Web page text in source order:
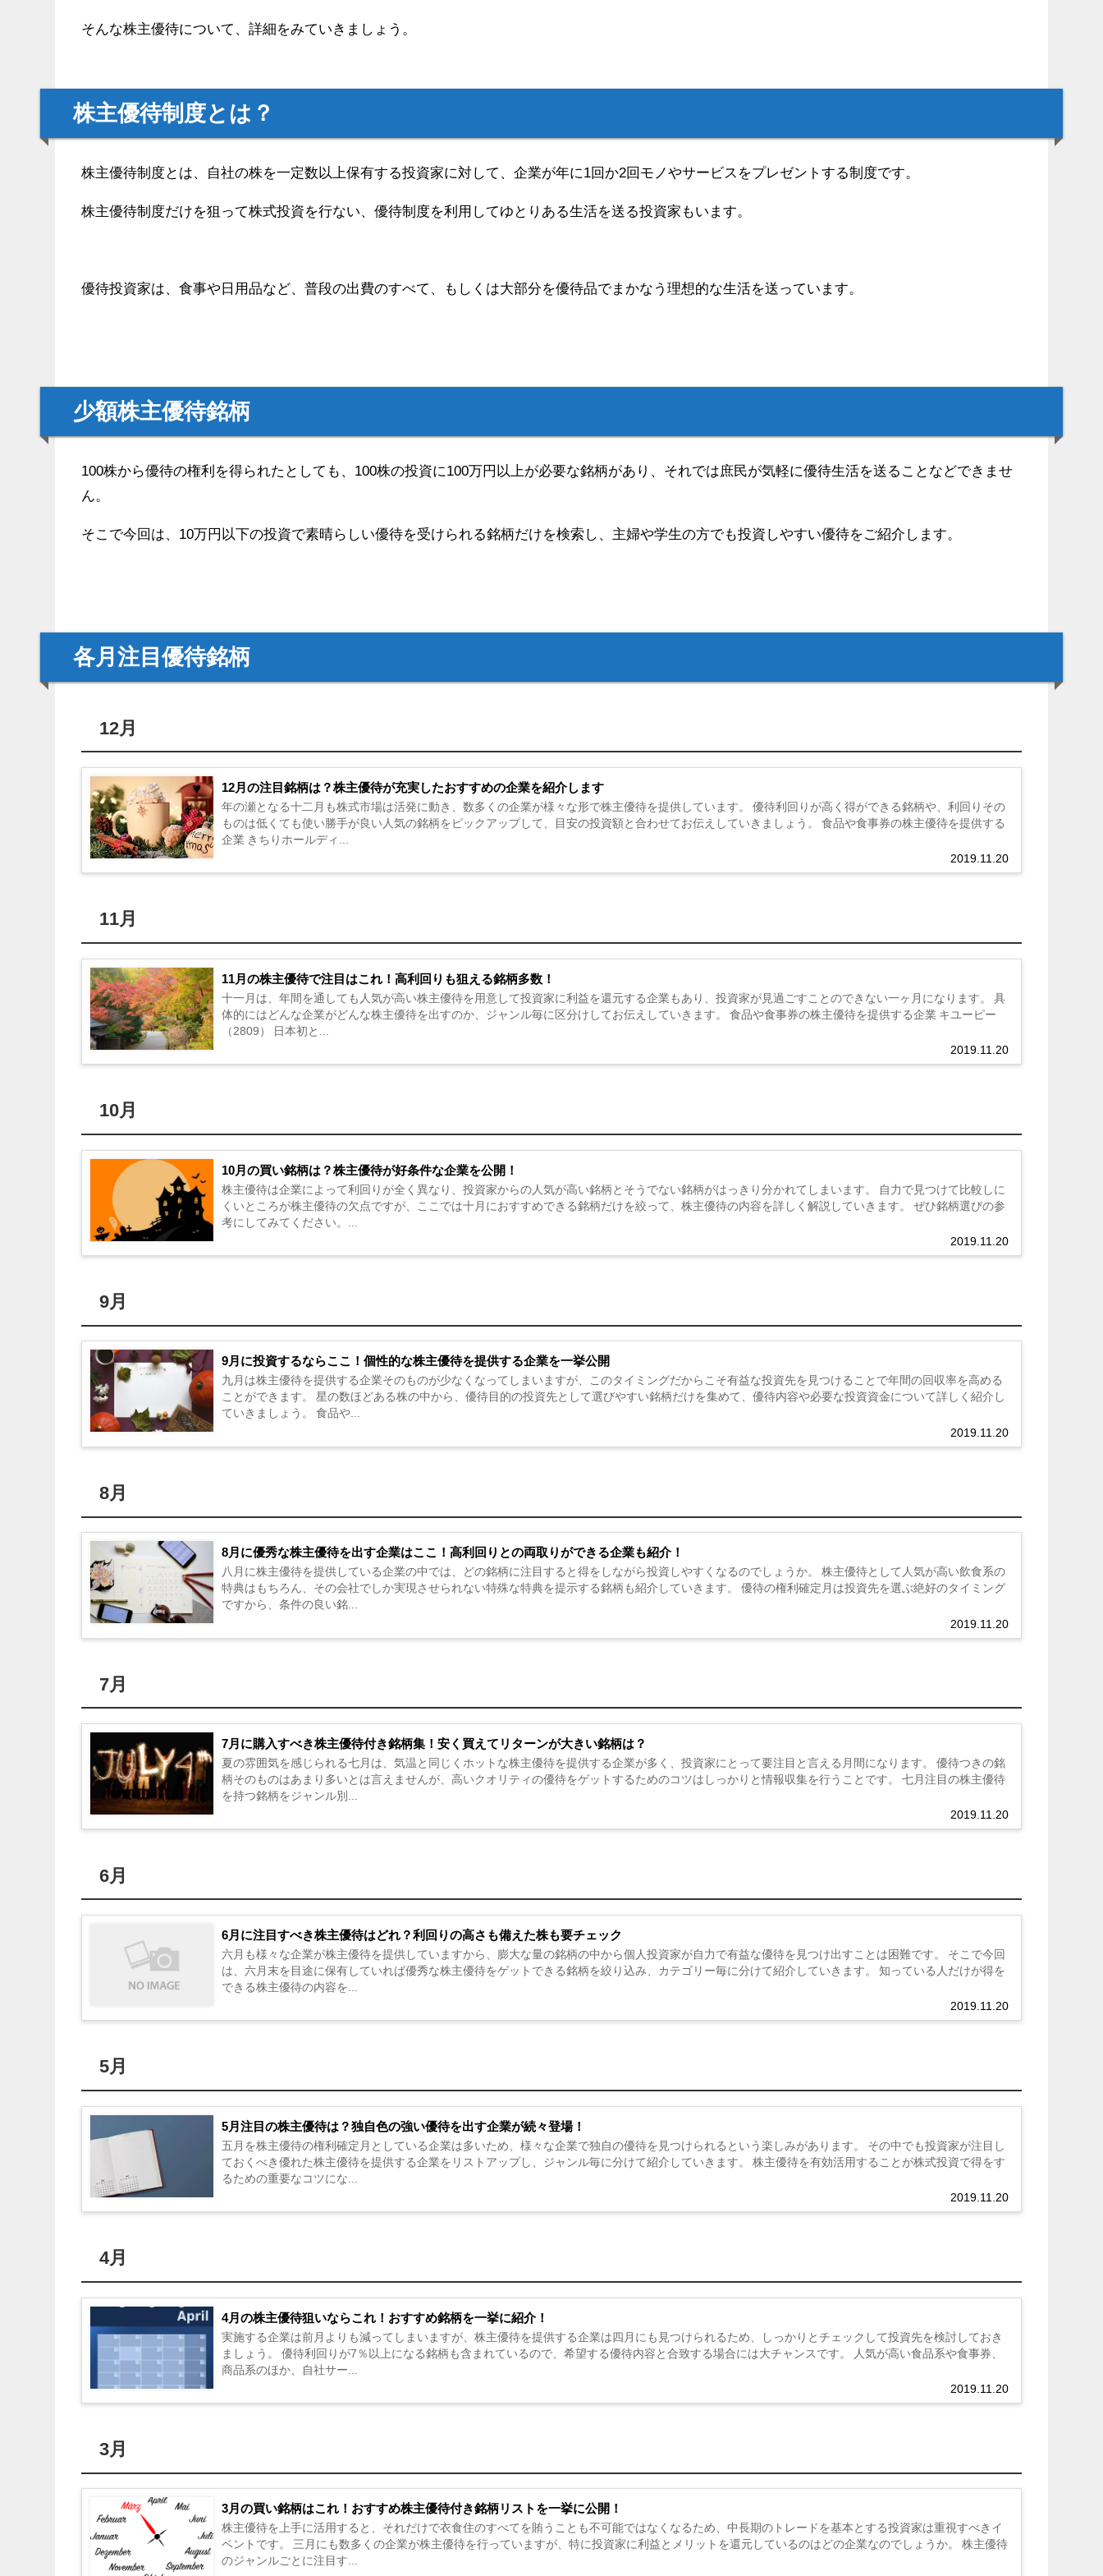
そんな株主優待について、詳細をみていきましょう。
株主優待制度とは？
株主優待制度とは、自社の株を一定数以上保有する投資家に対して、企業が年に1回か2回モノやサービスをプレゼントする制度です。
株主優待制度だけを狙って株式投資を行ない、優待制度を利用してゆとりある生活を送る投資家もいます。
優待投資家は、食事や日用品など、普段の出費のすべて、もしくは大部分を優待品でまかなう理想的な生活を送っています。
少額株主優待銘柄
100株から優待の権利を得られたとしても、100株の投資に100万円以上が必要な銘柄があり、それでは庶民が気軽に優待生活を送ることなどできませ
ん。
そこで今回は、10万円以下の投資で素晴らしい優待を受けられる銘柄だけを検索し、主婦や学生の方でも投資しやすい優待をご紹介します。
各月注目優待銘柄
12月
12月の注目銘柄は？株主優待が充実したおすすめの企業を紹介します
2019.11.20
年の瀬となる十二月も株式市場は活発に動き、数多くの企業が様々な形で株主優待を提供しています。 優待利回りが高く得ができる銘柄や、利回りその
ものは低くても使い勝手が良い人気の銘柄をピックアップして、目安の投資額と合わせてお伝えしていきましょう。 食品や食事券の株主優待を提供する
企業 きちりホールディ...
11月
11月の株主優待で注目はこれ！高利回りも狙える銘柄多数！
2019.11.20
十一月は、年間を通しても人気が高い株主優待を用意して投資家に利益を還元する企業もあり、投資家が見過ごすことのできない一ヶ月になります。 具
体的にはどんな企業がどんな株主優待を出すのか、ジャンル毎に区分けしてお伝えしていきます。 食品や食事券の株主優待を提供する企業 キユーピー
（2809） 日本初と...
10月
10月の買い銘柄は？株主優待が好条件な企業を公開！
2019.11.20
株主優待は企業によって利回りが全く異なり、投資家からの人気が高い銘柄とそうでない銘柄がはっきり分かれてしまいます。 自力で見つけて比較しに
くいところが株主優待の欠点ですが、ここでは十月におすすめできる銘柄だけを絞って、株主優待の内容を詳しく解説していきます。 ぜひ銘柄選びの参
考にしてみてください。...
9月
9月に投資するならここ！個性的な株主優待を提供する企業を一挙公開
2019.11.20
九月は株主優待を提供する企業そのものが少なくなってしまいますが、このタイミングだからこそ有益な投資先を見つけることで年間の回収率を高める
ことができます。 星の数ほどある株の中から、優待目的の投資先として選びやすい銘柄だけを集めて、優待内容や必要な投資資金について詳しく紹介し
ていきましょう。 食品や...
8月
8月に優秀な株主優待を出す企業はここ！高利回りとの両取りができる企業も紹介！
2019.11.20
八月に株主優待を提供している企業の中では、どの銘柄に注目すると得をしながら投資しやすくなるのでしょうか。 株主優待として人気が高い飲食系の
特典はもちろん、その会社でしか実現させられない特殊な特典を提示する銘柄も紹介していきます。 優待の権利確定月は投資先を選ぶ絶好のタイミング
ですから、条件の良い銘...
7月
7月に購入すべき株主優待付き銘柄集！安く買えてリターンが大きい銘柄は？
2019.11.20
夏の雰囲気を感じられる七月は、気温と同じくホットな株主優待を提供する企業が多く、投資家にとって要注目と言える月間になります。 優待つきの銘
柄そのものはあまり多いとは言えませんが、高いクオリティの優待をゲットするためのコツはしっかりと情報収集を行うことです。 七月注目の株主優待
を持つ銘柄をジャンル別...
6月
6月に注目すべき株主優待はどれ？利回りの高さも備えた株も要チェック
2019.11.20
六月も様々な企業が株主優待を提供していますから、膨大な量の銘柄の中から個人投資家が自力で有益な優待を見つけ出すことは困難です。 そこで今回
は、六月末を目途に保有していれば優秀な株主優待をゲットできる銘柄を絞り込み、カテゴリー毎に分けて紹介していきます。 知っている人だけが得を
できる株主優待の内容を...
5月
5月注目の株主優待は？独自色の強い優待を出す企業が続々登場！
2019.11.20
五月を株主優待の権利確定月としている企業は多いため、様々な企業で独自の優待を見つけられるという楽しみがあります。 その中でも投資家が注目し
ておくべき優れた株主優待を提供する企業をリストアップし、ジャンル毎に分けて紹介していきます。 株主優待を有効活用することが株式投資で得をす
るための重要なコツにな...
4月
4月の株主優待狙いならこれ！おすすめ銘柄を一挙に紹介！
2019.11.20
実施する企業は前月よりも減ってしまいますが、株主優待を提供する企業は四月にも見つけられるため、しっかりとチェックして投資先を検討しておき
ましょう。 優待利回りが7％以上になる銘柄も含まれているので、希望する優待内容と合致する場合には大チャンスです。 人気が高い食品系や食事券、
商品系のほか、自社サー...
3月
3月の買い銘柄はこれ！おすすめ株主優待付き銘柄リストを一挙に公開！
株主優待を上手に活用すると、それだけで衣食住のすべてを賄うことも不可能ではなくなるため、中長期のトレードを基本とする投資家は重視すべきイ
ベントです。 三月にも数多くの企業が株主優待を行っていますが、特に投資家に利益とメリットを還元しているのはどの企業なのでしょうか。 株主優待
のジャンルごとに注目す...